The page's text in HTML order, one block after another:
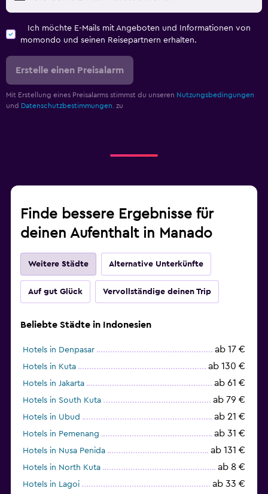
Ich möchte E-Mails mit Angeboten und Informationen von
momondo und seinen Reisepartnern erhalten.
Erstelle einen Preisalarm
Mit Erstellung eines Preisalarms stimmst du unseren Nutzungsbedingungen
und Datenschutzbestimmungen. zu
Finde bessere Ergebnisse für
deinen Aufenthalt in Manado
Weitere Städte Alternative Unterkünfte
Auf gut Glück Vervollständige deinen Trip
Beliebte Städte in Indonesien
Hotels in Denpasar ab 17 €
Hotels in Kuta ab 130 €
Hotels in Jakarta ab 61 €
Hotels in South Kuta ab 79 €
Hotels in Ubud ab 21 €
Hotels in Pemenang ab 31 €
Hotels in Nusa Penida ab 131 €
Hotels in North Kuta ab 8 €
Hotels in Lagoi ab 33 €